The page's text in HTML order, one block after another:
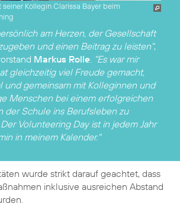
seiner Kollegin Clarissa Bayer beim
am Herzen, der Gesellschaft
und einen Beitrag zu leisten",
Markus Rolle "Es war mir
gleichzeitig viel Freude gemacht,
und gemeinsam mit Kolleginnen und
Menschen bei einem erfolgreichen
der Schule ins Berufsleben zu
Volunteering Day ist in jedem Jahr
in meinem Kalender."
wurde strikt darauf geachtet, dass
inklusive ausreichen Abstand